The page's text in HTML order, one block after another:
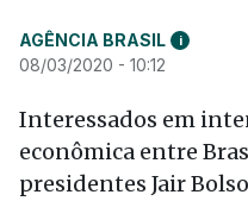
AGÊNCIA BRASIL i
08/03/2020 - 10:12
Interessados em
econômica entre
presidentes Jair